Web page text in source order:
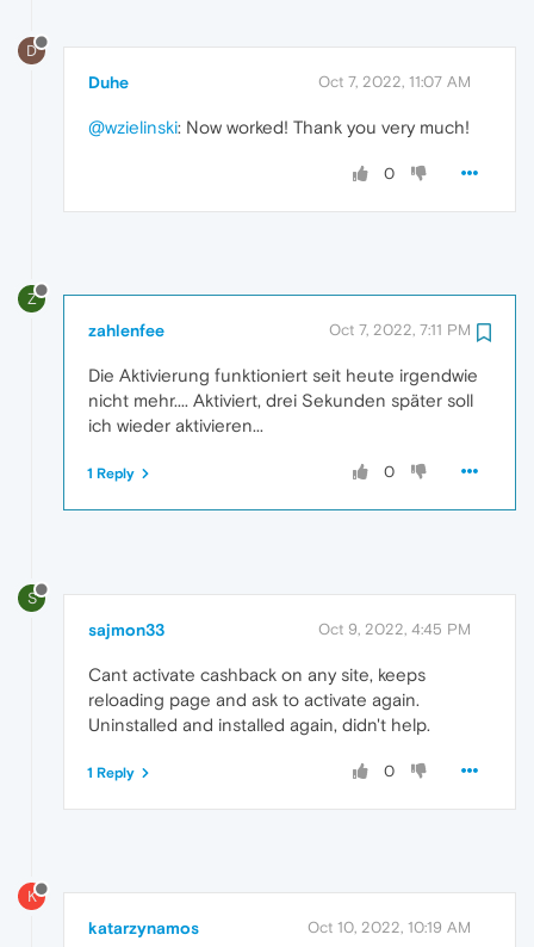
D
Duhe Oct 7, 2022, 11:07 AM
@wzielinski: Now worked! Thank you very much!
0
Z
zahlenfee Oct 7, 2022, 7:11 PM
Die Aktivierung funktioniert seit heute irgendwie
nicht mehr.... Aktiviert, drei Sekunden später soll
ich wieder aktivieren...
0
1 Reply
S
sajmon33 Oct 9, 2022, 4:45 PM
Cant activate cashback on any site, keeps
reloading page and ask to activate again.
Uninstalled and installed again, didn't help.
0
1 Reply
K
katarzynamos Oct 10, 2022, 10:19 AM